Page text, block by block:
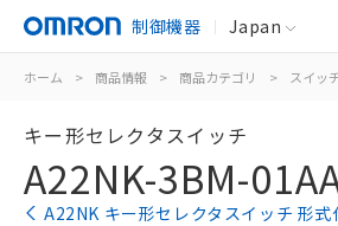
制御機器 Japan
ホーム > 商品情報 > 商品カテゴリ > スイッ
キー形セレクタスイッチ
A22NK-3BM-
A22NK キー形セレクタスイッチ 形式